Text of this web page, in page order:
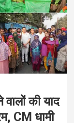
की याद
CM धामी